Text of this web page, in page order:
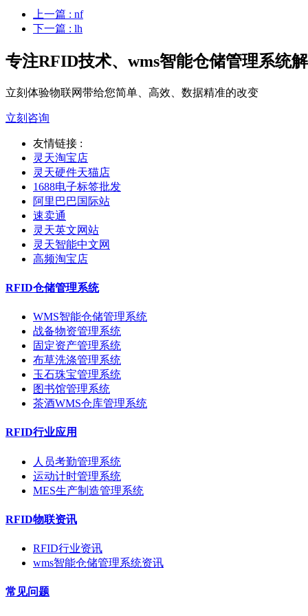
上一篇 : nf
下一篇 : lh
专注RFID技术、wms智能仓储管理系统
立刻体验物联网带给您简单、高效、数据精准的改变
立刻咨询
友情链接 :
灵天淘宝店
灵天硬件天猫店
1688电子标签批发
阿里巴巴国际站
速卖通
灵天英文网站
灵天智能中文网
高频淘宝店
RFID仓储管理系统
WMS智能仓储管理系统
战备物资管理系统
固定资产管理系统
布草洗涤管理系统
玉石珠宝管理系统
图书馆管理系统
茶酒WMS仓库管理系统
RFID行业应用
人员考勤管理系统
运动计时管理系统
MES生产制造管理系统
RFID物联资讯
RFID行业资讯
wms智能仓储管理系统资讯
常见问题